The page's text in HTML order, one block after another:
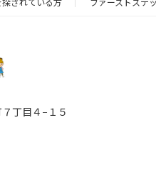
探されている方 ファーストステ
丁目４−１５